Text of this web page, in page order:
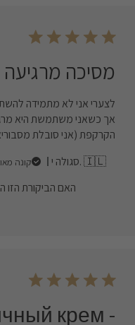
מסיכה מרגיעה
לצערי אני לא מתמידה
אך כשאני משתמשת היא
הקרקפת (אני סובלת
סגולה י. 🇮🇱
קונה
האם הביקורת הזו
крем -